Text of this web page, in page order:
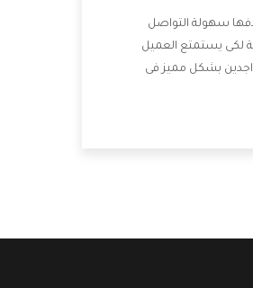
سهولة التواصل
لكى يستمتع العميل
بشكل مميز فى
التى تنفرد الشركة بها